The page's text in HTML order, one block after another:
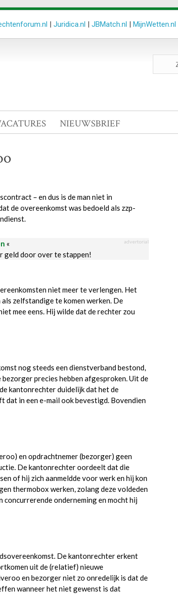
| Juridica.nl | JBMatch.nl | MijnWetten.nl
NIEUWSBRIEF
– en dus is de man niet in
de overeenkomst was bedoeld als zzp-
« advertorial
geld door over te stappen!
niet meer te verlengen. Het
zelfstandige te komen werken. De
mee eens. Hij wilde dat de rechter zou
nog steeds een dienstverband bestond,
precies hebben afgesproken. Uit de
kantonrechter duidelijk dat het de
dat in een e-mail ook bevestigd. Bovendien
en opdrachtnemer (bezorger) geen
De kantonrechter oordeelt dat die
of hij zich aanmeldde voor werk en hij kon
thermobox werken, zolang deze voldeden
onderneming en mocht hij
De kantonrechter erkent
uit de (relatief) nieuwe
en bezorger niet zo onredelijk is dat de
wanneer het niet gewenst is dat